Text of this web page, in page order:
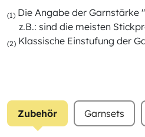
(1) Die Angabe der Garnstärke
z.B.: sind die meisten
(2) Klassische Einstufung der
Zubehör Garnsets